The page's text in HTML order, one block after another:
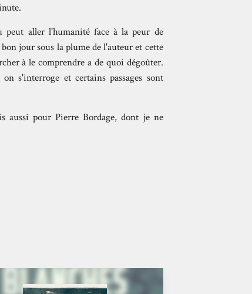
peut aller l'humanité face à la peur de
jour sous la plume de l'auteur et cette
à le comprendre a de quoi dégoûter.
s'interroge et certains passages sont
aussi pour Pierre Bordage, dont je ne